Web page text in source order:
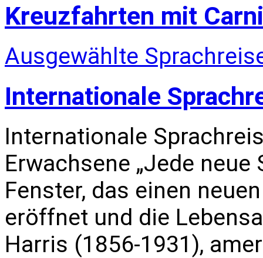
Kreuzfahrten mit
Ausgewählte
Internationale
Internationale
Erwachsene „Jede
Fenster, das einen
eröffnet und die
Harris (1856-1931),